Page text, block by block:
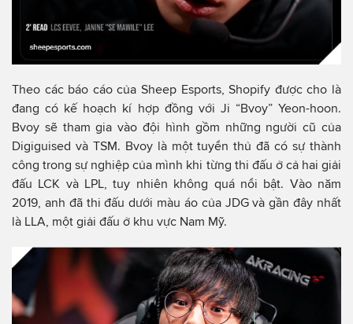
Theo các báo cáo của Sheep Esports, Shopify được cho là
đang có kế hoạch kí hợp đồng với Ji “Bvoy” Yeon-hoon.
Bvoy sẽ tham gia vào đội hình gồm những người cũ của
Digiguised và TSM. Bvoy là một tuyển thủ đã có sự thành
công trong sự nghiệp của mình khi từng thi đấu ở cả hai giải
đấu LCK và LPL, tuy nhiên không quá nổi bật. Vào năm
2019, anh đã thi đấu dưới màu áo của JDG và gần đây nhất
là LLA, một giải đấu ở khu vực Nam Mỹ.